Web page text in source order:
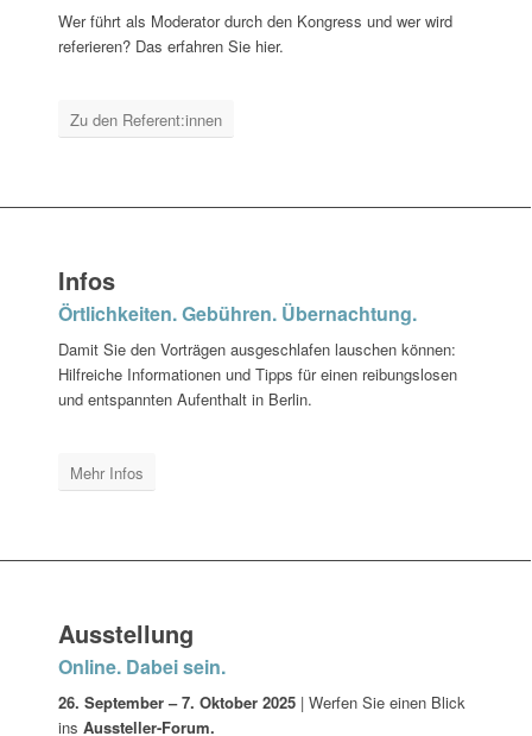
Wer führt als Moderator durch den Kongress und wer wird
referieren? Das erfahren Sie hier.
Zu den Referent:innen
Infos
Örtlichkeiten. Gebühren. Übernachtung.
Damit Sie den Vorträgen ausgeschlafen lauschen können:
Hilfreiche Informationen und Tipps für einen reibungslosen
und entspannten Aufenthalt in Berlin.
Mehr Infos
Ausstellung
Online. Dabei sein.
26. September – 7. Oktober 2025 | Werfen Sie einen Blick
ins Aussteller-Forum.